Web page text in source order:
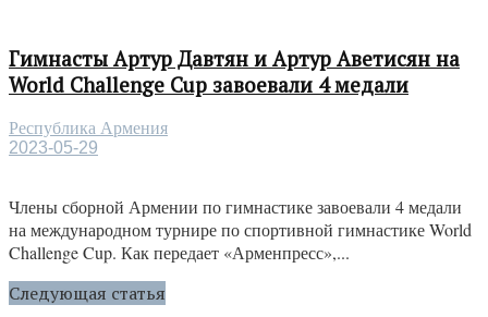
Гимнасты Артур Давтян и Артур Аветисян на
World Challenge Cup завоевали 4 медали
Республика Армения
2023-05-29
Члены сборной Армении по гимнастике завоевали 4 медали
на международном турнире по спортивной гимнастике World
Challenge Cup. Как передает «Арменпресс»,...
Следующая статья